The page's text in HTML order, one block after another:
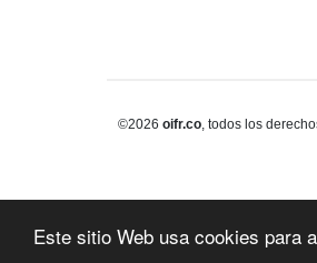
Este sitio Web usa cookies para
©2026 oifr.co, todos los